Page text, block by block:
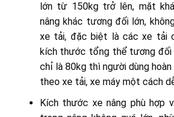
lớn từ 150kg trở lên, mặt
nâng khác tương đối lớn,
xe tải, đặc biệt là các xe tải
kích thước tổng thể tương đối
chỉ là 80kg thì người dùng
theo xe tải, xe máy một cách
Kích thước xe nâng phù hợp